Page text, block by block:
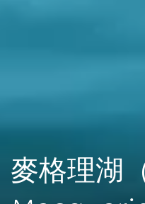
麥格理湖